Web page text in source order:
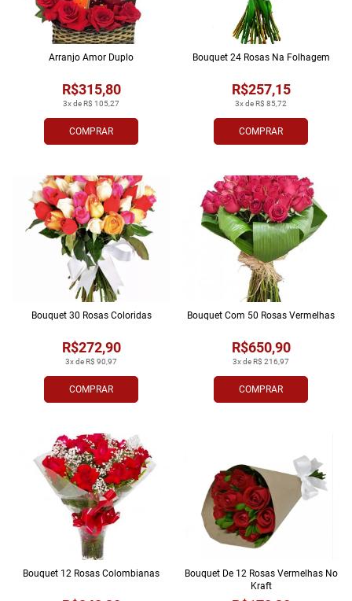
COMPRAR
3x de R$ 105,27
R$315,80
Arranjo Amor Duplo
COMPRAR
3x de R$ 85,72
R$257,15
Bouquet 24 Rosas Na Folhagem
COMPRAR
3x de R$ 90,97
R$272,90
Bouquet 30 Rosas Coloridas
COMPRAR
3x de R$ 216,97
R$650,90
Bouquet Com 50 Rosas Vermelhas
Bouquet 12 Rosas Colombianas
Bouquet De 12 Rosas Vermelhas No
Kraft